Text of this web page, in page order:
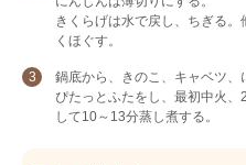
きくらげは水で戻し、ちぎる
くほぐす。
鍋底から、きのこ、キャベツ、
ぴたっとふたをし、最初中火
して10～13分蒸し煮する。